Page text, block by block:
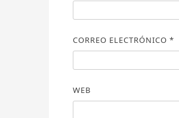
CORREO ELECTRÓNICO *
WEB